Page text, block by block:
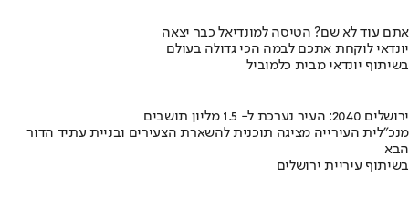
אתם עוד לא שם? הטיסה למונדיאל כבר יצאה
יונדאי לוקחת אתכם לבמה הכי גדולה בעולם
בשיתוף יונדאי מבית כלמוביל
ירושלים 2040: העיר נערכת ל- 1.5 מליון תושבים
מנכ"לית העירייה מציגה תוכנית להשארת הצעירים ובניית עתיד הדור
הבא
בשיתוף עיריית ירושלים